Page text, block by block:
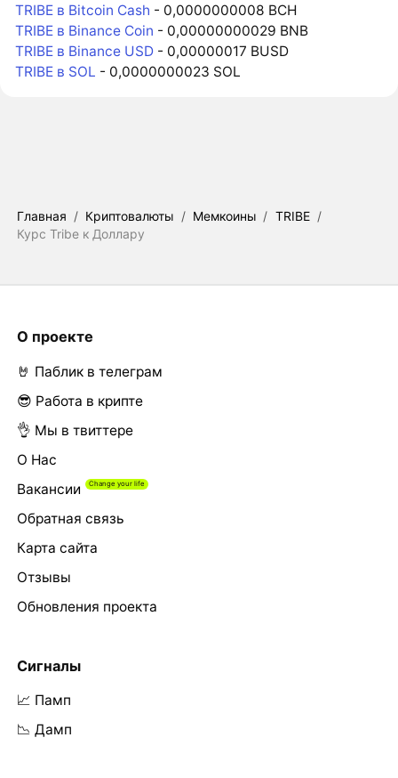
TRIBE в Bitcoin Cash - 0,0000000008 BCH
TRIBE в Binance Coin - 0,00000000029 BNB
TRIBE в Binance USD - 0,00000017 BUSD
TRIBE в SOL - 0,0000000023 SOL
Главная / Криптовалюты / Мемкоины / TRIBE /
Курс Tribe к Доллару
О проекте
🤘 Паблик в телеграм
😎 Работа в крипте
👌 Мы в твиттере
О Нас
Вакансии
Обратная связь
Карта сайта
Отзывы
Обновления проекта
Сигналы
📈 Памп
📉 Дамп